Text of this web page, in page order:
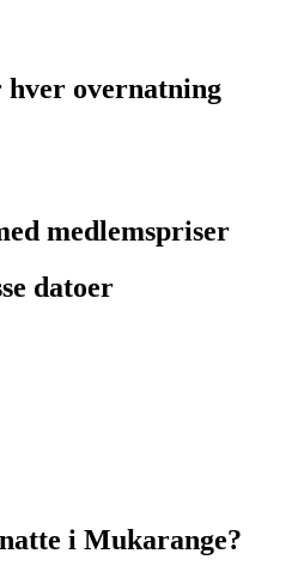
overnatning
medlemspriser
datoer
i Mukarange?